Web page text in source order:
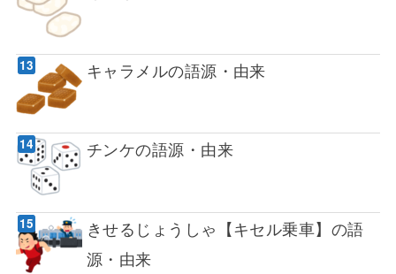
キャラメルの語源・由来
チンケの語源・由来
きせるじょうしゃ【キセル乗車】の語
源・由来